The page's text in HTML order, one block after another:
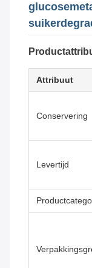
Attribuut
Conservering
Levertijd